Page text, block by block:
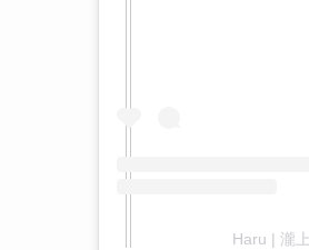
Haru | 瀧